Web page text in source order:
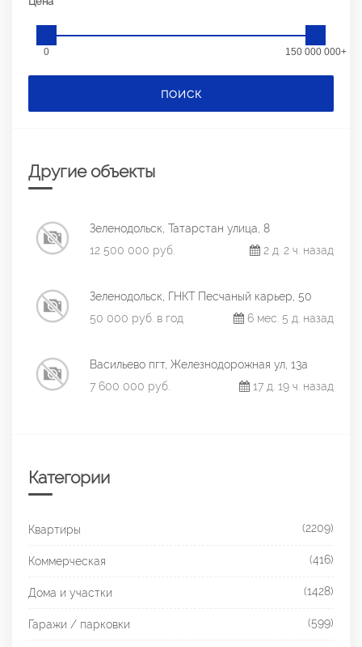
0 150 000 000+
ПОИСК
Другие объекты
Зеленодольск, Татарстан улица, 8
12 500 000 руб.
2 д. 2 ч. назад
Зеленодольск, ГНКТ Песчаный карьер, 50
50 000 руб. в год
6 мес. 5 д. назад
Васильево пгт, Железнодорожная ул, 13а
7 600 000 руб.
17 д. 19 ч. назад
Категории
Квартиры (2209)
Коммерческая (416)
Дома и участки (1428)
Гаражи / парковки (599)